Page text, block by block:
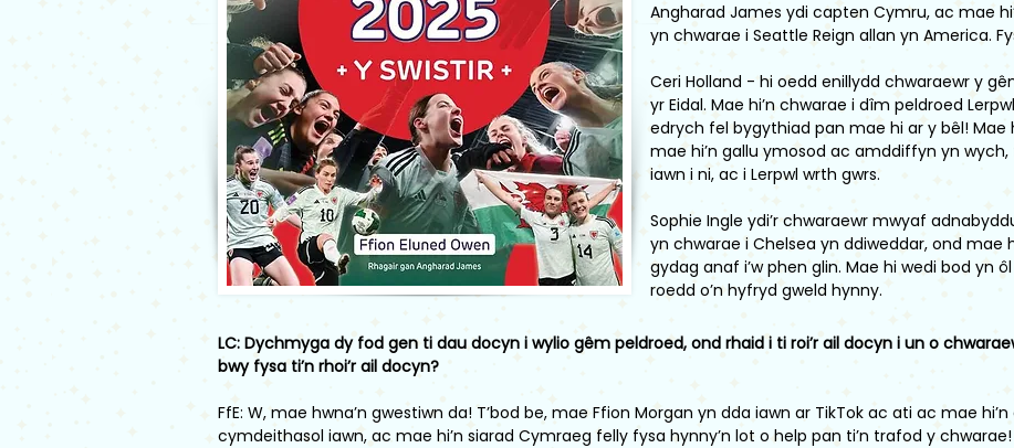
Angharad James ydi capten Cymru, ac mae
yn chwarae i Seattle Reign allan yn America.
Ceri Holland - hi oedd enillydd chwaraewr y
yr Eidal. Mae hi’n chwarae i dîm peldroed
edrych fel bygythiad pan mae hi ar y bêl! Mae
mae hi’n gallu ymosod ac amddiffyn yn wych,
iawn i ni, ac i Lerpwl wrth gwrs.
Sophie Ingle ydi’r chwaraewr mwyaf
yn chwarae i Chelsea yn ddiweddar, ond mae
gydag anaf i’w phen glin. Mae hi wedi bod yn
roedd o’n hyfryd gweld hynny.
LC: Dychmyga dy fod gen ti dau docyn i wylio gêm peldroed, ond rhaid i ti roi’r ail docyn i un o
bwy fysa ti’n rhoi’r ail docyn?
FfE: W, mae hwna’n gwestiwn da! T’bod be, mae Ffion Morgan yn dda iawn ar TikTok ac ati ac mae
cymdeithasol iawn, ac mae hi’n siarad Cymraeg felly fysa hynny’n lot o help pan ti’n trafod y chwarae!